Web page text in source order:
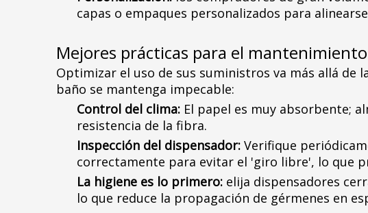
capas o empaques personalizados para
Mejores prácticas para el
Optimizar el uso de sus suministros va más allá de
baño se mantenga impecable:
Control del clima: El papel es muy absorbente;
resistencia de la fibra.
Inspección del dispensador: Verifique
correctamente para evitar el 'giro libre', lo que
La higiene es lo primero: elija dispensadores
lo que reduce la propagación de gérmenes en